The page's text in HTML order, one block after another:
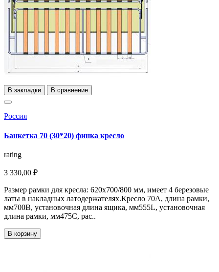
В закладки В сравнение
Россия
Банкетка 70 (30*20) финка кресло
rating
3 330,00 ₽
Размер рамки для кресла: 620х700/800 мм, имеет 4 березовые
латы в накладных латодержателях.Кресло 70А, длина рамки,
мм700В, установочная длина ящика, мм555L, установочная
длина рамки, мм475С, рас..
В корзину